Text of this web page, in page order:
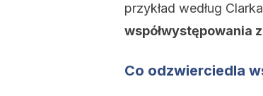
przykład według
współwystępowania
Co odzwierciedla